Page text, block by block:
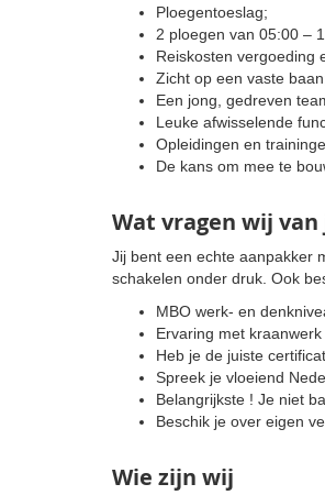
Ploegentoeslag;
2 ploegen van 05:00 –
Reiskosten vergoeding
Zicht op een vaste
Een jong, gedreven
Leuke afwisselende
Opleidingen en
De kans om mee te
Wat vragen wij van
Jij bent een echte aanpakker
schakelen onder druk. Ook
MBO werk- en
Ervaring met
Heb je de juiste
Spreek je vloeiend
Belangrijkste ! Je niet
Beschik je over eigen
Wie zijn wij